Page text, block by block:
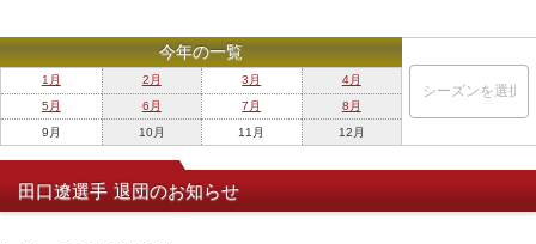
今年の一覧
1月 2月 3月
4月
5月
6月 7月
8月
9月
10月 11月 12月
田口遼選手 退団のお知らせ